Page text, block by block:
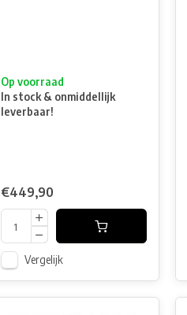
Op voorraad
In stock & onmiddellijk
leverbaar!
€449,90
Vergelijk